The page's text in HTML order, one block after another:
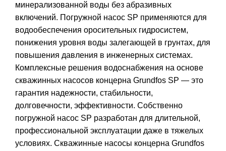
минерализованной воды без абразивных
включений. Погружной насос SP применяются для
водообеспечения оросительных гидросистем,
понижения уровня воды залегающей в грунтах, для
повышения давления в инженерных системах.
Комплексные решения водоснабжения на основе
скважинных насосов концерна Grundfos SP — это
гарантия надежности, стабильности,
долговечности, эффективности. Собственно
погружной насос SP разработан для длительной,
профессиональной эксплуатации даже в тяжелых
условиях. Скважинные насосы концерна Grundfos